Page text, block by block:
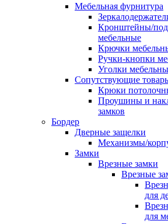
Мебельная фурнитура
Кронштейны/
мебельные
Крючки
Ручки-кнопки
Уголки
Сопутствующие
Крюки
Проушины и
замков
Бордер
Дверные защелки
Механизмы/
Замки
Врезные замки
Врезные
для
для